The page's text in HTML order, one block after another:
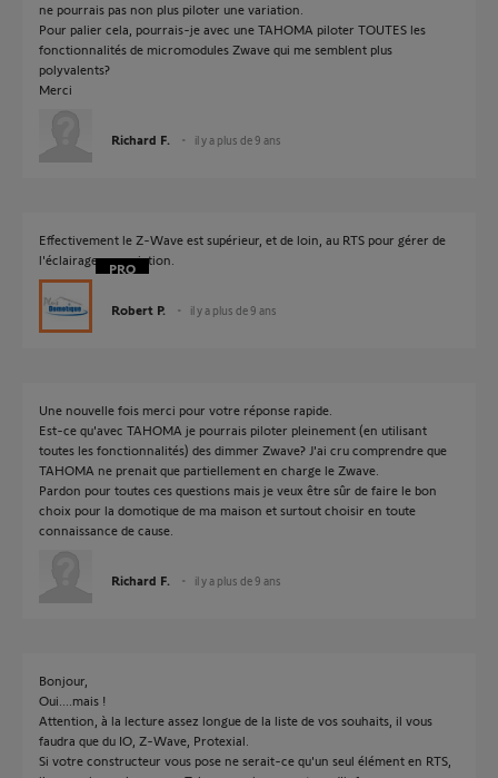
ne pourrais pas non plus piloter une variation.
Pour palier cela, pourrais-je avec une TAHOMA piloter TOUTES les
fonctionnalités de micromodules Zwave qui me semblent plus
polyvalents?
Merci
Richard F. il y a plus de 9 ans
Effectivement le Z-Wave est supérieur, et de loin, au RTS pour gérer de
l'éclairage en variation.
Robert P. il y a plus de 9 ans
Une nouvelle fois merci pour votre réponse rapide.
Est-ce qu'avec TAHOMA je pourrais piloter pleinement (en utilisant
toutes les fonctionnalités) des dimmer Zwave? J'ai cru comprendre que
TAHOMA ne prenait que partiellement en charge le Zwave.
Pardon pour toutes ces questions mais je veux être sûr de faire le bon
choix pour la domotique de ma maison et surtout choisir en toute
connaissance de cause.
Richard F. il y a plus de 9 ans
Bonjour,
Oui....mais !
Attention, à la lecture assez longue de la liste de vos souhaits, il vous
faudra que du IO, Z-Wave, Protexial.
Si votre constructeur vous pose ne serait-ce qu'un seul élément en RTS,